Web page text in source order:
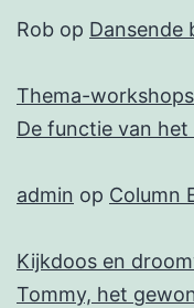
Rob op Dansende
Thema-
De functie van het
admin op Column
Kijkdoos en
Tommy, het